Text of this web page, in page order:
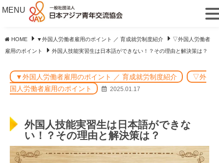
HOME ▼外国人労働者雇用のポイント ／ 育成就労制度紹介
▽外国人労働者
雇用のポイント
外国人技能実習生は日本語ができない！？その理由と解決策は？
▼外国人労働者雇用のポイント ／ 育成就労制度紹介
▽外
国人労働者雇用のポイント
2025.01.17
外国人技能実習生は日本語ができな
い！？その理由と解決策は？
MENU